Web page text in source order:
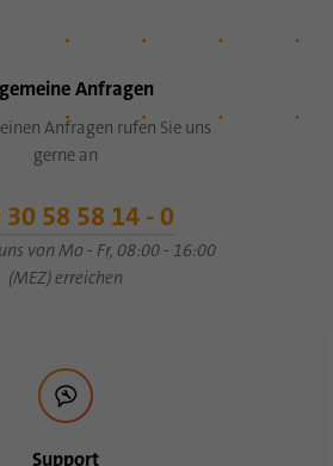
Anfragen
Anfragen rufen Sie uns
gerne an
30 58 58 14 - 0
von Mo - Fr, 08:00 - 16:00
(MEZ) erreichen
Support
Cookie merkt sich, dass ein
Nutzer mit der Zwei-Faktor-
verifiziert wurde und sich